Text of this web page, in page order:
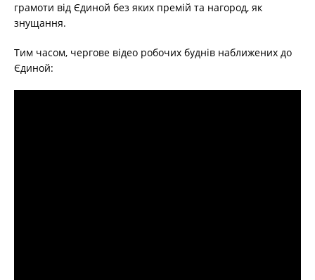
грамоти від Єдиной без яких премій та нагород, як
знущання.
Тим часом, чергове відео робочих буднів наближених до
Єдиной: